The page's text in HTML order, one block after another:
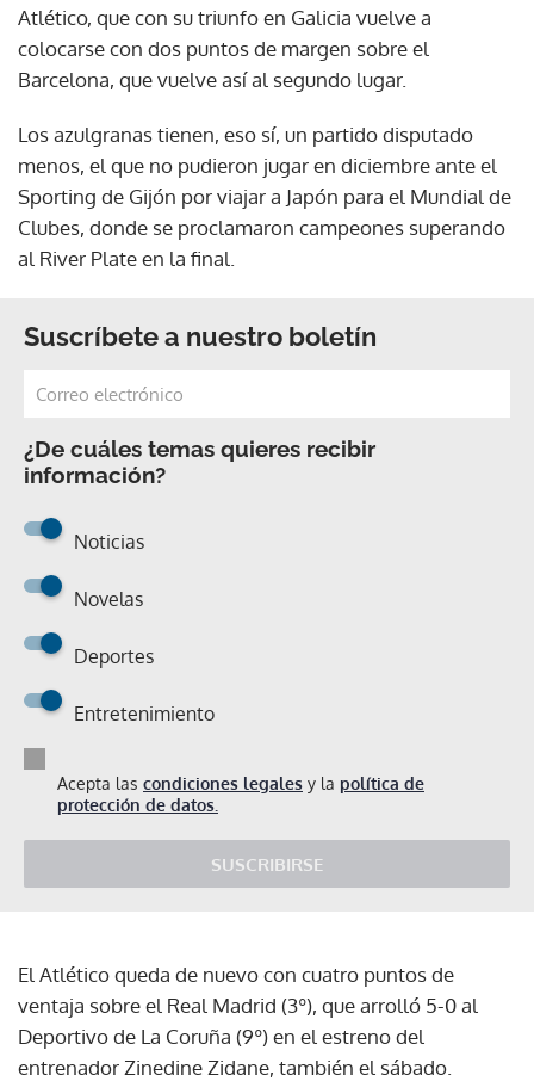
Atlético, que con su triunfo en Galicia vuelve a
colocarse con dos puntos de margen sobre el
Barcelona, que vuelve así al segundo lugar.
Los azulgranas tienen, eso sí, un partido disputado
menos, el que no pudieron jugar en diciembre ante el
Sporting de Gijón por viajar a Japón para el Mundial de
Clubes, donde se proclamaron campeones superando
al River Plate en la final.
Suscríbete a nuestro boletín
¿De cuáles temas quieres recibir
información?
Noticias
Novelas
Deportes
Entretenimiento
Acepta las condiciones legales y la política de
protección de datos.
SUSCRIBIRSE
El Atlético queda de nuevo con cuatro puntos de
ventaja sobre el Real Madrid (3º), que arrolló 5-0 al
Deportivo de La Coruña (9º) en el estreno del
entrenador Zinedine Zidane, también el sábado.